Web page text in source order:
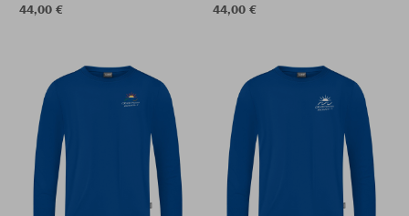
44,00 €
44,00 €